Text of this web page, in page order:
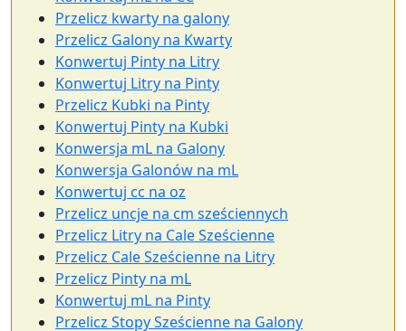
Przelicz kwarty na galony
Przelicz Galony na Kwarty
Konwertuj Pinty na Litry
Konwertuj Litry na Pinty
Przelicz Kubki na Pinty
Konwertuj Pinty na Kubki
Konwersja mL na Galony
Konwersja Galonów na mL
Konwertuj cc na oz
Przelicz uncje na cm sześciennych
Przelicz Litry na Cale Sześcienne
Przelicz Cale Sześcienne na Litry
Przelicz Pinty na mL
Konwertuj mL na Pinty
Przelicz Stopy Sześcienne na Galony